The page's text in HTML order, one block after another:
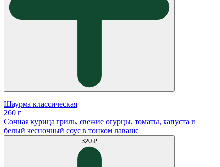
Шаурма классическая
260 г
Сочная курица гриль, свежие огурцы, томаты, капуста и
белый чесночный соус в тонком лаваше
320 ₽